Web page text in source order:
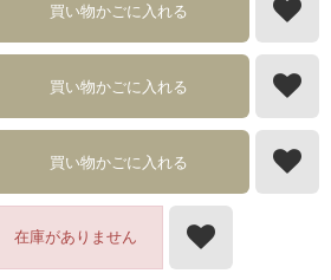
買い物かごに入れる
買い物かごに入れる
買い物かごに入れる
在庫がありません